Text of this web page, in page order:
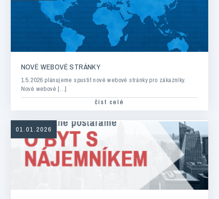
NOVÉ WEBOVÉ STRÁNKY
1.5.2026 plánujeme spustit nové webové stránky pro zákazníky.
Nové webové […]
číst celé
01.01.2026